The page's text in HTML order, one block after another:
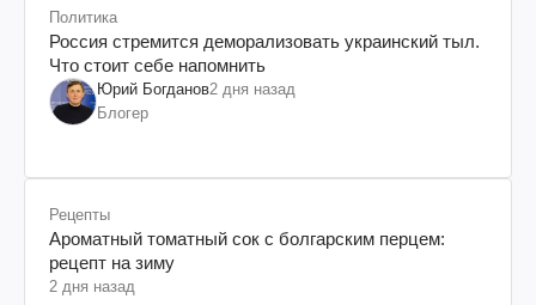
Политика
Россия стремится деморализовать украинский тыл.
Что стоит себе напомнить
Юрий Богданов2 дня назад
Блогер
Рецепты
Ароматный томатный сок с болгарским перцем:
рецепт на зиму
2 дня назад